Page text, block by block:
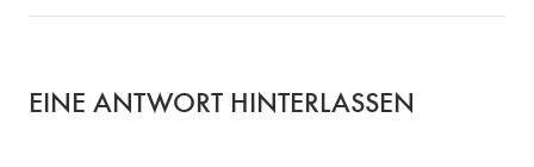
EINE ANTWORT HINTERLASSEN